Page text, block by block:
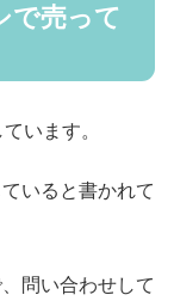
で売って
います。
いると書かれて
問い合わせして